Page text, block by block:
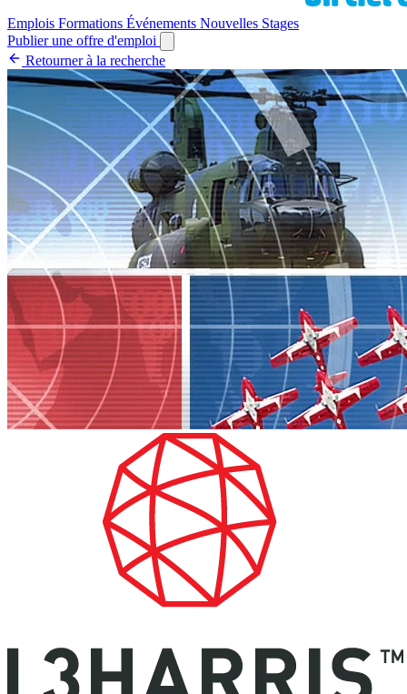
Emplois Formations Événements Nouvelles Stages
Publier une offre d'emploi
Retourner à la recherche